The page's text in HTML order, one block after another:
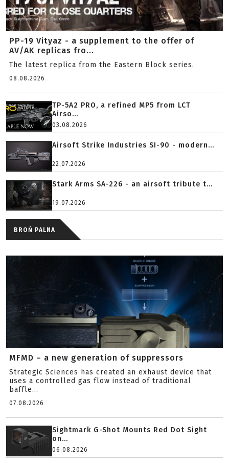
PP-19 Vityaz - a supplement to the offer of
AV/AK replicas fro...
The latest replica from the Eastern Block series.
08.08.2026
TP-5A2 PRO, a refined MP5 from LCT
Airso...
03.08.2026
Airsoft Strike Industries SI-90 - modern...
22.07.2026
Stark Arms SA-226 - an airsoft tribute t...
19.07.2026
BROŃ PALNA
MFMD – a new generation of suppressors
Strategic Sciences has created an exhaust device that
uses a controlled gas flow instead of traditional
baffle...
07.08.2026
Sightmark G-Shot Mounts Red Dot Sight
on...
06.08.2026